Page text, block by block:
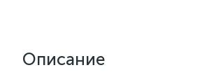
Описание